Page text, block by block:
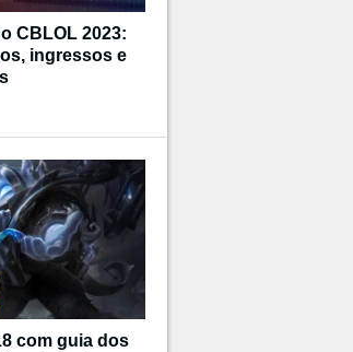
CBLOL 2023:
ingressos e
com guia dos